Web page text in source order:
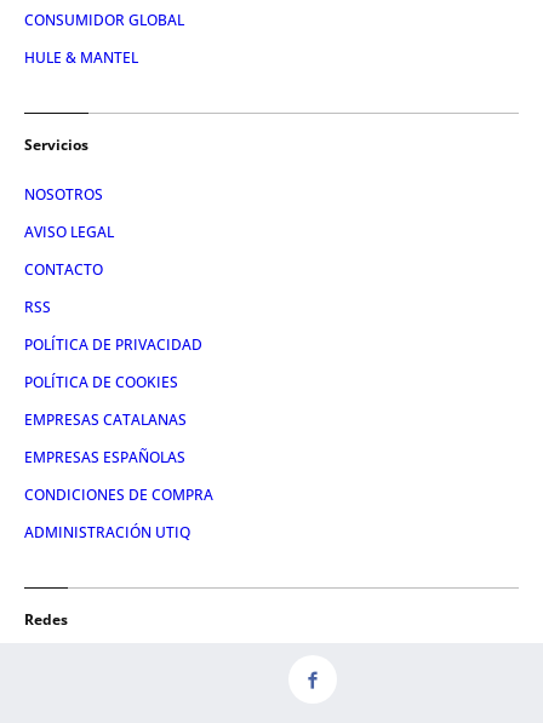
CONSUMIDOR GLOBAL
HULE & MANTEL
Servicios
NOSOTROS
AVISO LEGAL
CONTACTO
RSS
POLÍTICA DE PRIVACIDAD
POLÍTICA DE COOKIES
EMPRESAS CATALANAS
EMPRESAS ESPAÑOLAS
CONDICIONES DE COMPRA
ADMINISTRACIÓN UTIQ
Redes